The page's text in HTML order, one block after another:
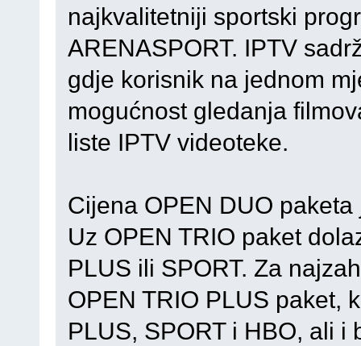
najkvalitetniji sportski
ARENASPORT. IPTV
gdje korisnik na jednom
mogućnost gledanja
liste IPTV videoteke.
Cijena OPEN DUO
Uz OPEN TRIO paket
PLUS ili SPORT. Za
OPEN TRIO PLUS paket,
PLUS, SPORT i HBO, ali